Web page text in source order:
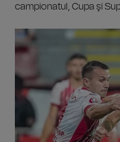
campionatul, Cupa şi